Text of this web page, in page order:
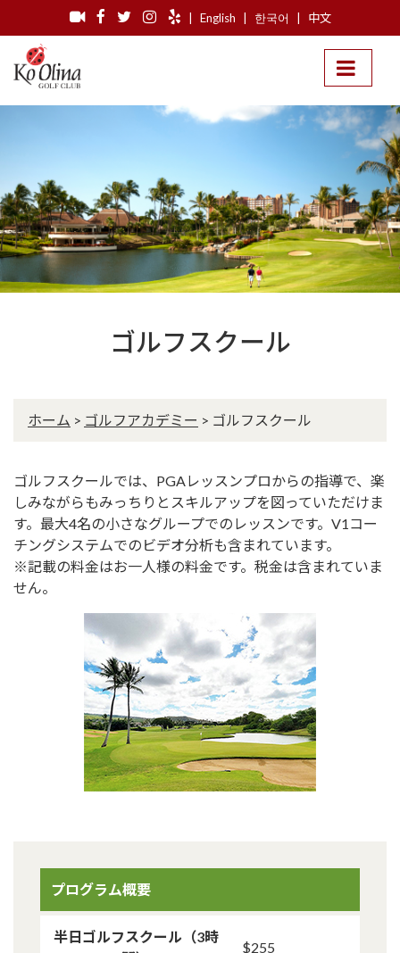
English 한국어 中文
ゴルフスクール
ホーム > ゴルフアカデミー > ゴルフスクール
ゴルフスクールでは、PGAレッスンプロからの指導で、楽
しみながらもみっちりとスキルアップを図っていただけま
す。最大4名の小さなグループでのレッスンです。V1コー
チングシステムでのビデオ分析も含まれています。
※記載の料金はお一人様の料金です。税金は含まれていま
せん。
プログラム概要
半日ゴルフスクール（3時
$255